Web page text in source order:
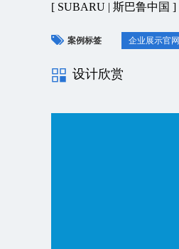
[ SUBARU | 斯巴鲁中国 ]
案例标签 企业展示官网
设计欣赏